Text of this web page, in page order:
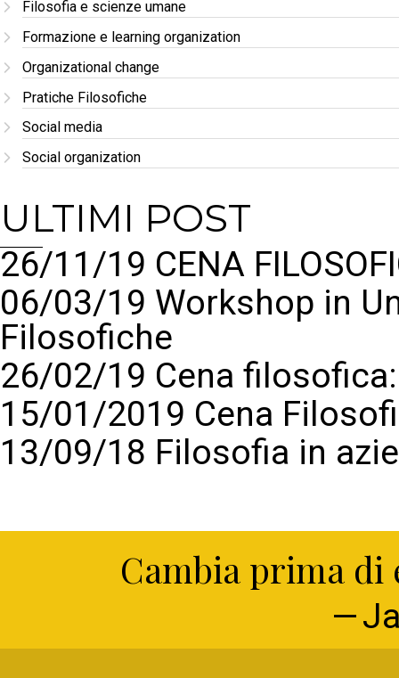
Filosofia e scienze umane
Formazione e learning organization
Organizational change
Pratiche Filosofiche
Social media
Social organization
ULTIMI POST
26/11/19 CENA
06/03/19 Workshop in
Filosofiche
26/02/19 Cena filosofica:
15/01/2019 Cena
13/09/18 Filosofia in
Cambia prima di